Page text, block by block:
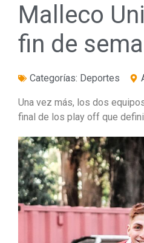
Malleco
fin de
Categorías: Deportes
Una vez más, los dos
final de los play off que